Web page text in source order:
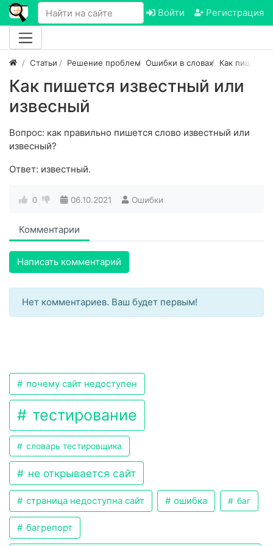
Войти Регистрация
Статьи Решение проблем Ошибки в словах Как пишется
Как пишется известный или
извесный
Вопрос: как правильно пишется слово известный или
извесный?
Ответ: известный.
0 06.10.2021 Ошибки
Комментарии
Написать комментарий
Нет комментариев. Ваш будет первым!
почему сайт недоступен
тестирование
словарь тестировщика
не открывается сайт
страница недоступна сайт ошибка баг
багрепорт